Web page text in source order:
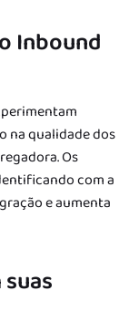
Inbound
na qualidade dos
Os
com a
e aumenta